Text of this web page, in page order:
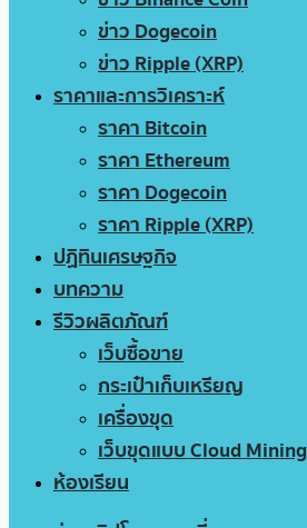
ข่าว Dogecoin
ข่าว Ripple (XRP)
ราคาและการวิเคราะห์
ราคา Bitcoin
ราคา Ethereum
ราคา Dogecoin
ราคา Ripple (XRP)
ปฏิทินเศรษฐกิจ
บทความ
รีวิวผลิตภัณฑ์
เว็บซื้อขาย
กระเป๋าเก็บเหรียญ
เครื่องขุด
เว็บขุดแบบ Cloud Mining
ห้องเรียน